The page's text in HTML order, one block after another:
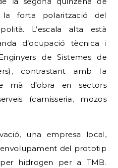
forta polarització del
L’escala alta està
d’ocupació tècnica i
de Sistemes de
contrastant amb la
mà d’obra en sectors
(carnisseria, mozos
una empresa local,
del prototip
hidrogen per a TMB.